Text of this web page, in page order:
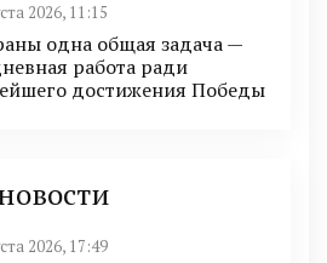
2026, 11:15
одна общая задача —
работа ради
достижения Победы
2026, 17:49